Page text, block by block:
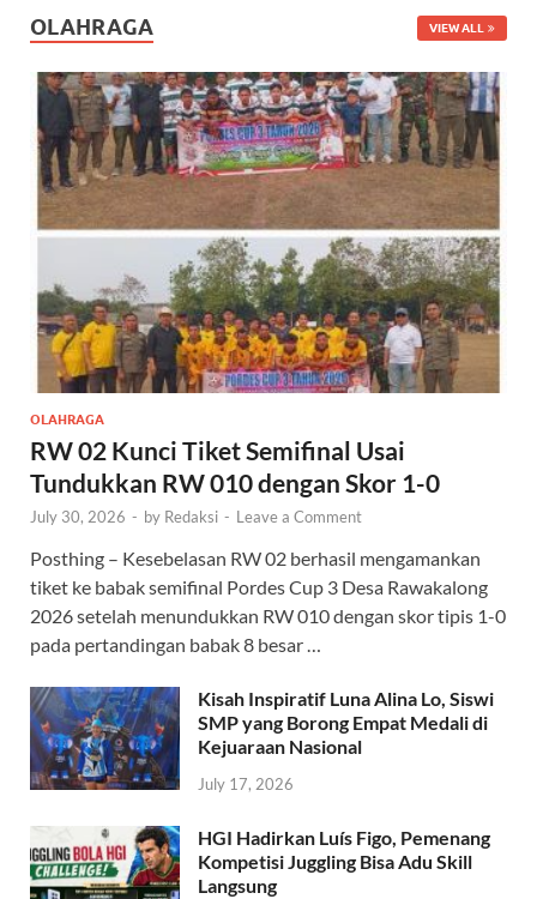
OLAHRAGA VIEW ALL
OLAHRAGA
RW 02 Kunci Tiket Semifinal Usai
Tundukkan RW 010 dengan Skor 1-0
July 30, 2026 - by Redaksi - Leave a Comment
Posthing – Kesebelasan RW 02 berhasil mengamankan
tiket ke babak semifinal Pordes Cup 3 Desa Rawakalong
2026 setelah menundukkan RW 010 dengan skor tipis 1-0
pada pertandingan babak 8 besar …
Kisah Inspiratif Luna Alina Lo, Siswi
SMP yang Borong Empat Medali di
Kejuaraan Nasional
July 17, 2026
HGI Hadirkan Luís Figo, Pemenang
Kompetisi Juggling Bisa Adu Skill
Langsung